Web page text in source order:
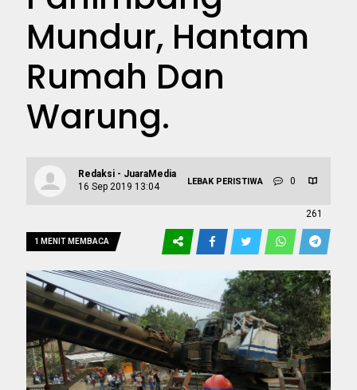
Mundur, Hantam
Rumah Dan
Warung.
Redaksi - JuaraMedia
16 Sep 2019 13:04
LEBAK PERISTIWA 0
261
1 MENIT MEMBACA